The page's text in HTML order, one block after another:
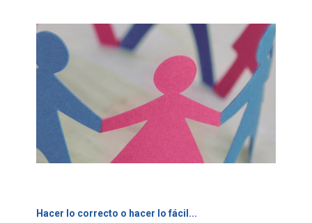
Click para leer más.
Hacer lo correcto o hacer lo fácil ...